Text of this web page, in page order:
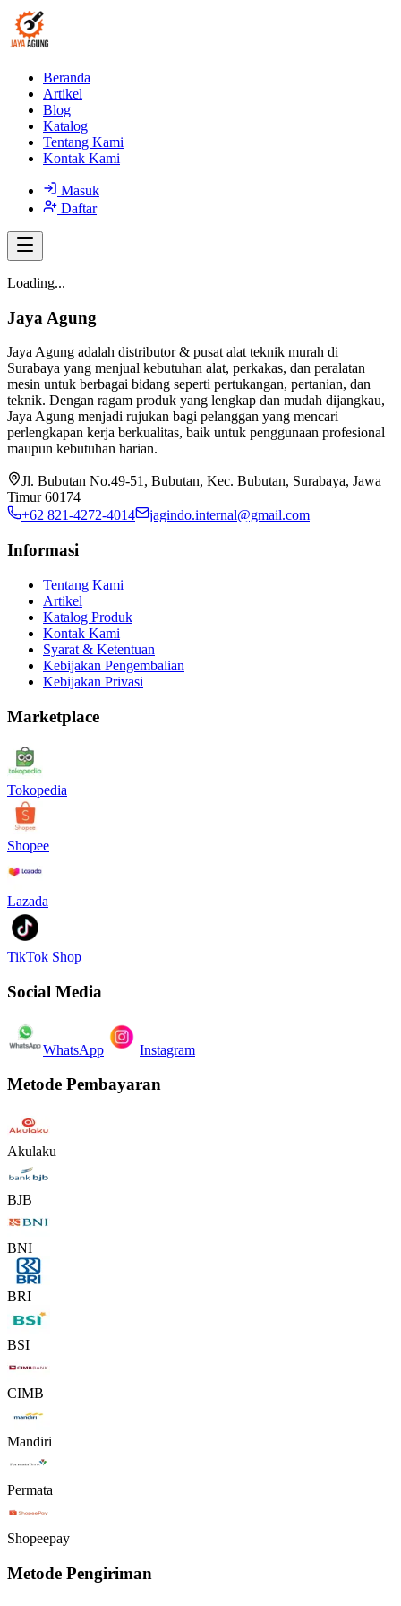
Beranda
Artikel
Blog
Katalog
Tentang Kami
Kontak Kami
Masuk
Daftar
Loading...
Jaya Agung
Jaya Agung adalah distributor & pusat alat teknik murah di
Surabaya yang menjual kebutuhan alat, perkakas, dan peralatan
mesin untuk berbagai bidang seperti pertukangan, pertanian, dan
teknik. Dengan ragam produk yang lengkap dan mudah dijangkau,
Jaya Agung menjadi rujukan bagi pelanggan yang mencari
perlengkapan kerja berkualitas, baik untuk penggunaan profesional
maupun kebutuhan harian.
Jl. Bubutan No.49-51, Bubutan, Kec. Bubutan, Surabaya, Jawa
Timur 60174
+62 821-4272-4014
jagindo.internal@gmail.com
Informasi
Tentang Kami
Artikel
Katalog Produk
Kontak Kami
Syarat & Ketentuan
Kebijakan Pengembalian
Kebijakan Privasi
Marketplace
Tokopedia
Shopee
Lazada
TikTok Shop
Social Media
WhatsApp Instagram
Metode Pembayaran
Akulaku
BJB
BNI
BRI
BSI
CIMB
Mandiri
Permata
Shopeepay
Metode Pengiriman